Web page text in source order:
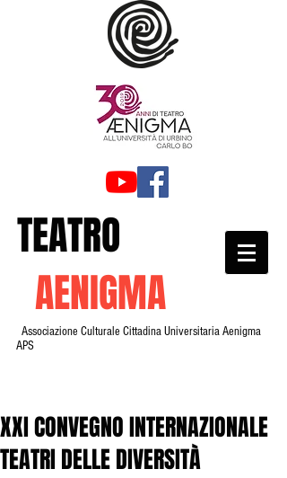
TEATRO
AENIGMA
Associazione Culturale Cittadina Universitaria Aenigma
APS
XXI CONVEGNO INTERNAZIONALE
TEATRI DELLE DIVERSITÀ